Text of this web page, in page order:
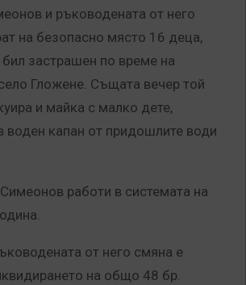
и ръководената от него
на безопасно място 16 деца,
застрашен по време на
Гложене. Същата вечер той
и майка с малко дете,
воден капан от придошлите води
работи в системата на
от него смяна е
на общо 48 бр.